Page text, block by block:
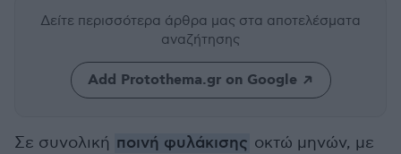
Δείτε περισσότερα άρθρα μας στα αποτελέσματα
αναζήτησης
Add Protothema.gr on Google
Σε συνολική ποινή φυλάκισης οκτώ μηνών, με